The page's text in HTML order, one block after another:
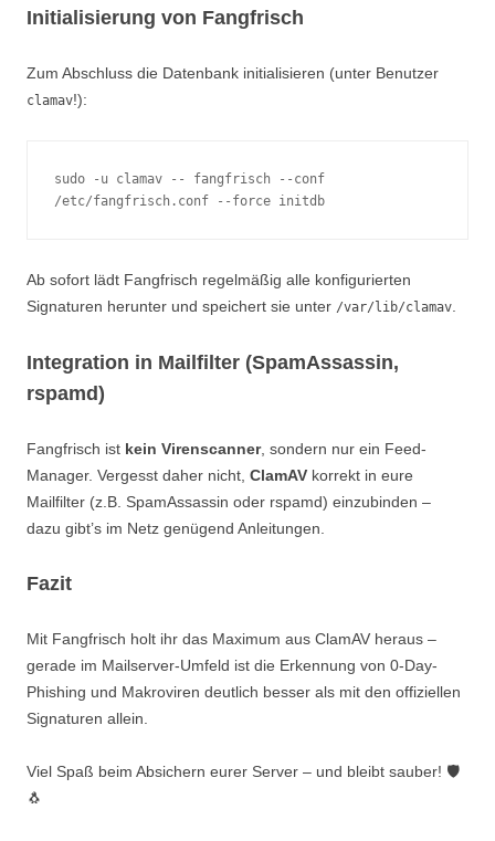
Initialisierung von Fangfrisch
Zum Abschluss die Datenbank initialisieren (unter Benutzer
clamav!):
sudo -u clamav -- fangfrisch --conf
/etc/fangfrisch.conf --force initdb
Ab sofort lädt Fangfrisch regelmäßig alle konfigurierten
Signaturen herunter und speichert sie unter /var/lib/clamav
Integration in Mailfilter (SpamAssassin,
rspamd)
Fangfrisch ist kein Virenscanner, sondern nur ein Feed-
Manager. Vergesst daher nicht, ClamAV korrekt in eure
Mailfilter (z.B. SpamAssassin oder rspamd) einzubinden –
dazu gibt’s im Netz genügend Anleitungen.
Fazit
Mit Fangfrisch holt ihr das Maximum aus ClamAV heraus –
gerade im Mailserver-Umfeld ist die Erkennung von 0-Day-
Phishing und Makroviren deutlich besser als mit den offiziellen
Signaturen allein.
Viel Spaß beim Absichern eurer Server – und bleibt sauber! 🛡️
🐧